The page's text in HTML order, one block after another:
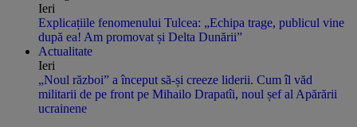
Ieri
Explicațiile fenomenului Tulcea: „Echipa trage, publicul vine
după ea! Am promovat și Delta Dunării”
Actualitate
Ieri
„Noul război” a început să-și creeze liderii. Cum îl văd
militarii de pe front pe Mihailo Drapatîi, noul șef al Apărării
ucrainene